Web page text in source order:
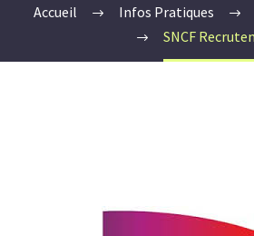
Accueil Infos Pratiques
SNCF